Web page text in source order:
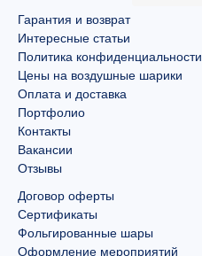
Гарантия и возврат
Интересные статьи
Политика конфиденциальности
Цены на воздушные шарики
Оплата и доставка
Портфолио
Контакты
Вакансии
Отзывы
Договор оферты
Сертификаты
Фольгированные шары
Оформление мероприятий